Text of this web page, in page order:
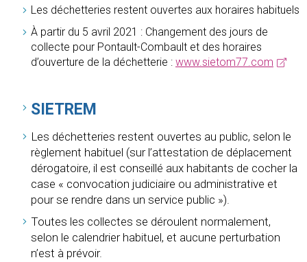
Les déchetteries restent ouvertes aux horaires habituels
À partir du 5 avril 2021 : Changement des jours de
collecte pour Pontault-Combault et des horaires
d’ouverture de la déchetterie : www.sietom77.com
SIETREM
Les déchetteries restent ouvertes au public, selon le
règlement habituel (sur l’attestation de déplacement
dérogatoire, il est conseillé aux habitants de cocher la
case « convocation judiciaire ou administrative et
pour se rendre dans un service public »).
Toutes les collectes se déroulent normalement,
selon le calendrier habituel, et aucune perturbation
n’est à prévoir.